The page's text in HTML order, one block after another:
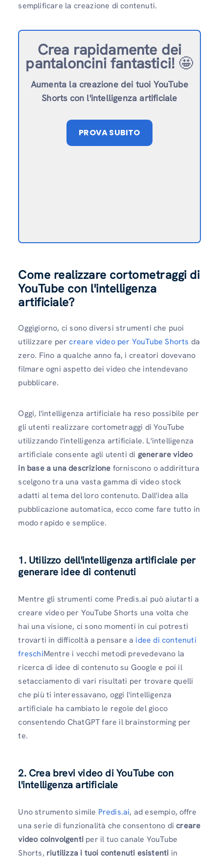
semplificare la creazione di contenuti.
Crea rapidamente dei
pantaloncini fantastici! 🤩
Aumenta la creazione dei tuoi YouTube
Shorts con l'intelligenza artificiale
PROVA SUBITO
Come realizzare cortometraggi di
YouTube con l'intelligenza
artificiale?
Oggigiorno, ci sono diversi strumenti che puoi
utilizzare percreare video per YouTube Shorts da
zero. Fino a qualche anno fa, i creatori dovevano
filmare ogni aspetto dei video che intendevano
pubblicare.
Oggi, l'intelligenza artificiale ha reso possibile per
gli utenti realizzare cortometraggi di YouTube
utilizzando l'intelligenza artificiale. L'intelligenza
artificiale consente agli utenti di generare video
in base a una descrizione forniscono o addirittura
scelgono tra una vasta gamma di video stock
adatti al tema del loro contenuto. Dall'idea alla
pubblicazione automatica, ecco come fare tutto in
modo rapido e semplice.
1. Utilizzo dell'intelligenza artificiale per
generare idee di contenuti
Mentre gli strumenti come Predis.ai può aiutarti a
creare video per YouTube Shorts una volta che
hai una visione, ci sono momenti in cui potresti
trovarti in difficoltà a pensare a idee di contenuti
freschiMentre i vecchi metodi prevedevano la
ricerca di idee di contenuto su Google e poi il
setacciamento di vari risultati per trovare quelli
che più ti interessavano, oggi l'intelligenza
artificiale ha cambiato le regole del gioco
consentendo ChatGPT fare il brainstorming per
te.
2. Crea brevi video di YouTube con
l'intelligenza artificiale
Uno strumento simile Predis.ai, ad esempio, offre
una serie di funzionalità che consentono dicreare
video coinvolgenti per il tuo canale YouTube
Shorts, riutilizza i tuoi contenuti esistenti in